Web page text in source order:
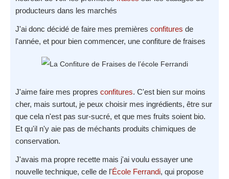
producteurs dans les marchés
J'ai donc décidé de faire mes premières confitures de
l'année, et pour bien commencer, une confiture de fraises
J'aime faire mes propres confitures. C'est bien sur moins
cher, mais surtout, je peux choisir mes ingrédients, être sur
que cela n'est pas sur-sucré, et que mes fruits soient bio.
Et qu'il n'y aie pas de méchants produits chimiques de
conservation.
J'avais ma propre recette mais j'ai voulu essayer une
nouvelle technique, celle de l'École Ferrandi, qui propose